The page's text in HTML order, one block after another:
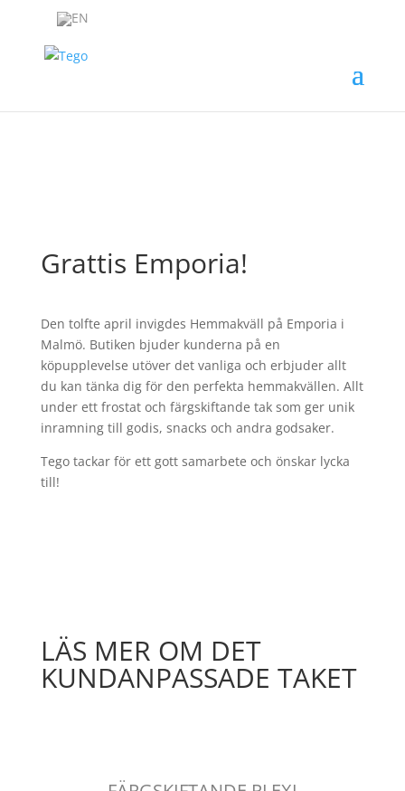
Grattis Emporia!
Den tolfte april invigdes Hemmakväll på Emporia i
Malmö. Butiken bjuder kunderna på en
köpupplevelse utöver det vanliga och erbjuder allt
du kan tänka dig för den perfekta hemmakvällen. Allt
under ett frostat och färgskiftande tak som ger unik
inramning till godis, snacks och andra godsaker.
Tego tackar för ett gott samarbete och önskar lycka
till!
LÄS MER OM DET
KUNDANPASSADE TAKET